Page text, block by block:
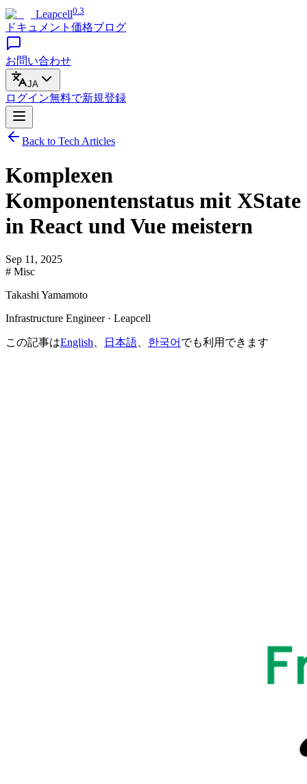
Leapcell0.3
ドキュメント 価格ブログ
お問い合わせ
JA
ログイン無料で新規登録
Back to Tech Articles
Komplexen
Komponentenstatus mit XState
in React und Vue meistern
Sep 11, 2025
# Misc
Takashi Yamamoto
Infrastructure Engineer · Leapcell
この記事はEnglish 日本語 한국어 でも利用できます